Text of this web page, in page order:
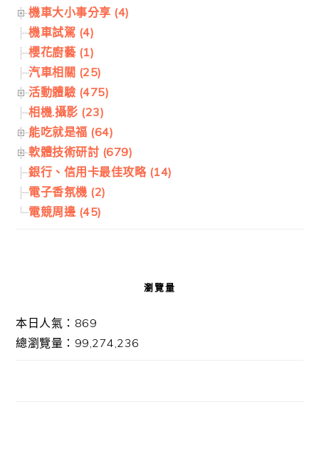
機車大小事分享 (4)
機車試駕 (4)
櫻花廚藝 (1)
汽車相關 (25)
活動體驗 (475)
相機.攝影 (23)
能吃就是福 (64)
軟體技術研討 (679)
銀行、信用卡最佳攻略 (14)
電子香氛機 (2)
電競周邊 (45)
瀏覽量
本日人氣：869
總瀏覽量：99,274,236